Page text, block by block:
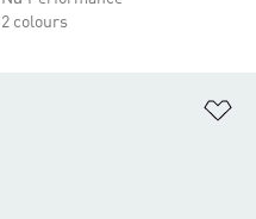
2 colours